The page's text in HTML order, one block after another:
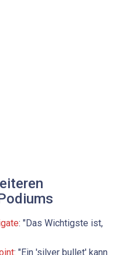
: "Das Wichtigste ist,
: "Ein 'silver bullet' kann